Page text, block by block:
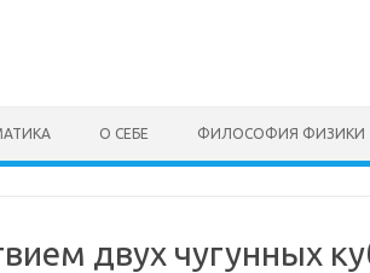
О СЕБЕ ФИЛОСОФИЯ ФИЗИКИ
двух чугунных